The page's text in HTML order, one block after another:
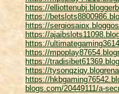
https://
https://
https://
https://
https://
https://
https://
https://
https://
blogs.com/20449111/a-